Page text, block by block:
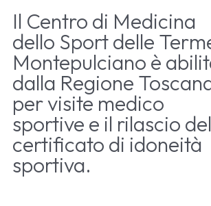
Il Centro di Medicina
dello Sport delle
Montepulciano è
dalla Regione
per visite medico
sportive e il rilascio del
certificato di idoneità
sportiva.